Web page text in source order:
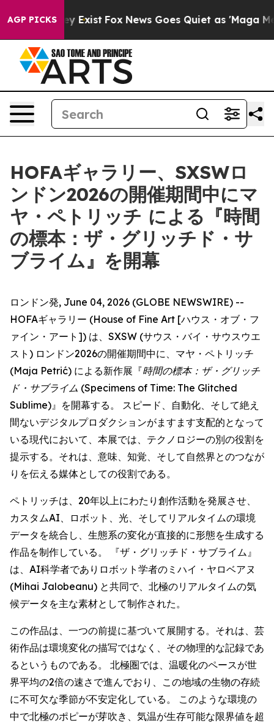
AGP PICKSThey Exist Fox News Goes Quiet as 'Maga
HOFAギャラリー、SXSWロ
ンドン2026の開催期間中にマ
ヤ・ペトリッチ による『時間
の標本：ザ・グリッチド・サ
ブライム』を開幕
ロンドン発, June 04, 2026 (GLOBE NEWSWIRE) --
HOFAギャラリー (House of Fine Art [ハウス・オブ・フ
ァイン・アート]) は、SXSW (サウス・バイ・サウスウエ
スト) ロンドン2026の開催期間中に、マヤ・ペトリッチ
(Maja Petrić) による新作展『時間の標本：ザ・グリッチ
ド・サブライム (Specimens of Time: The Glitched
Sublime)』を開幕する。 スピード、自動化、そして絶え
間ないデジタルプロダクションがますます支配的となって
いる現代において、本展では、テクノロジーの別の役割を
提示する。それは、意味、知覚、そして自然界とのつなが
りを伝える媒体としての役割である。
ペトリッチは、20年以上にわたり創作活動を発展させ、
カスタムAI、ロボット、光、そしてリアルタイムの環境
データを統合し、生態系の変化が直接的に形態を生成する
作品を制作している。 『ザ・グリッチド・サブライム』
は、AI科学者でありロボット学者のミハイ・ヤロベアヌ
(Mihai Jalobeanu) と共同で、北極のリアルタイムの気
候データを主な素材として制作された。
この作品は、一つの前提に基づいて展開する。それは、芸
術作品は環境変化の描写ではなく、その物理的な記録であ
るというものである。 北極圏では、温暖化のペースが世
界平均の2倍の速さで進んでおり、この地域の生物の存続
に不可欠な季節が不安定化している。 このような環境の
中で北極のポピーが芽吹き、気温が生存可能な限界値を超